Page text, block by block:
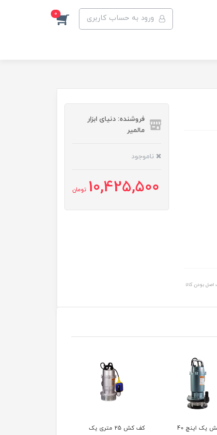
ورود به حساب کاربری 0
بودن کالا
فروشنده: دنیای ابزار
مالمیر
ناموجود
10,425,500 تومان
کف کش یک اینچ 40 کف کش 25 متری یک